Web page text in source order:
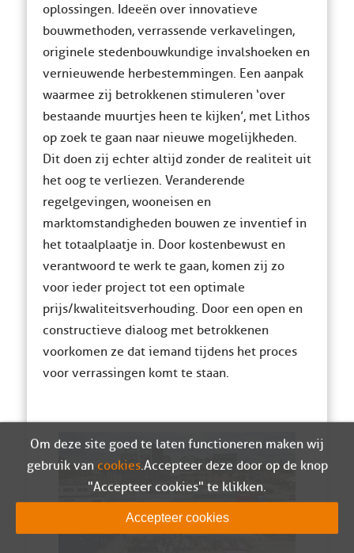
oplossingen. Ideeën over innovatieve
bouwmethoden, verrassende verkavelingen,
originele stedenbouwkundige invalshoeken en
vernieuwende herbestemmingen. Een aanpak
waarmee zij betrokkenen stimuleren ‘over
bestaande muurtjes heen te kijken’, met Lithos
op zoek te gaan naar nieuwe mogelijkheden.
Dit doen zij echter altijd zonder de realiteit uit
het oog te verliezen. Veranderende
regelgevingen, wooneisen en
marktomstandigheden bouwen ze inventief in
het totaalplaatje in. Door kostenbewust en
verantwoord te werk te gaan, komen zij zo
voor ieder project tot een optimale
prijs/kwaliteitsverhouding. Door een open en
constructieve dialoog met betrokkenen
voorkomen ze dat iemand tijdens het proces
voor verrassingen komt te staan.
Om deze site goed te laten functioneren maken wij
gebruik van cookies. Accepteer deze door op de knop
"Accepteer cookies" te klikken.
Accepteer cookies